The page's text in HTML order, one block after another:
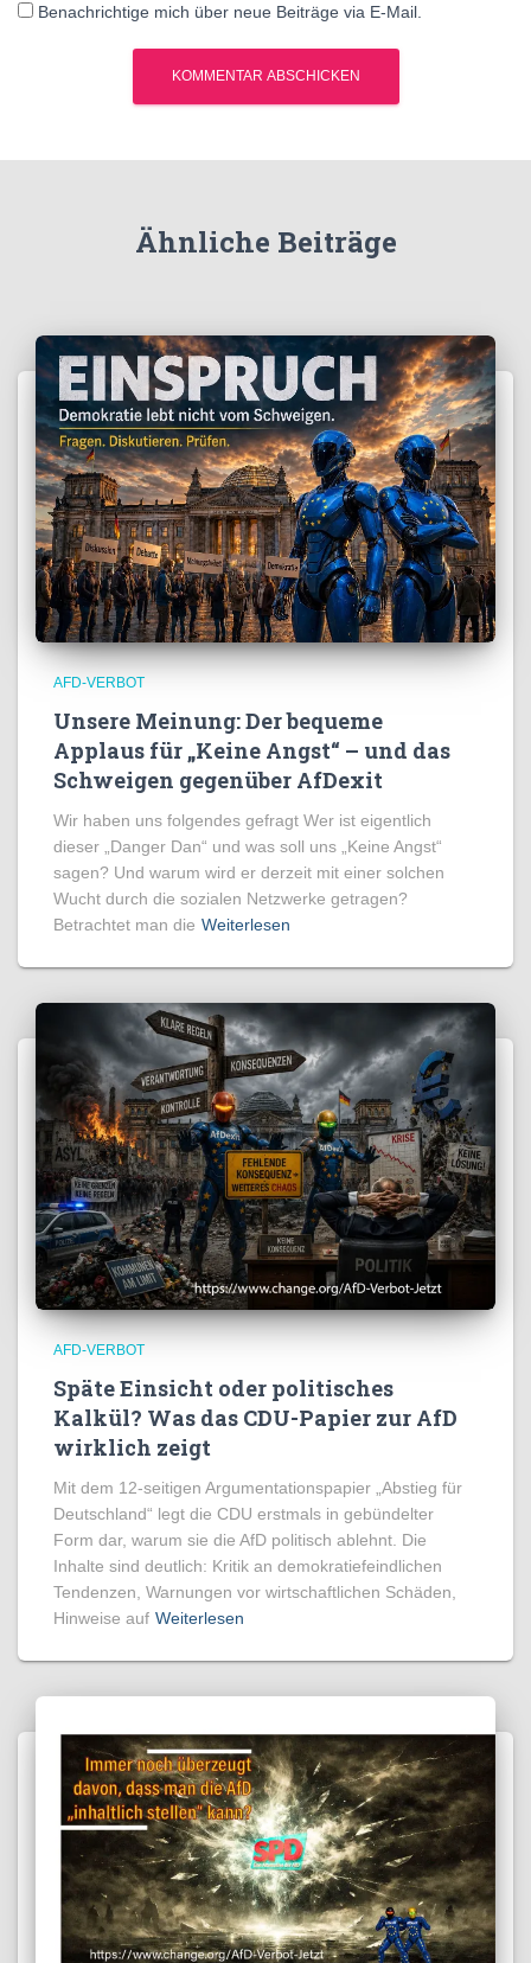
Benachrichtige mich über neue Beiträge via E-Mail.
Ähnliche Beiträge
AFD-VERBOT
Unsere Meinung: Der bequeme
Applaus für „Keine Angst“ – und das
Schweigen gegenüber AfDexit
Wir haben uns folgendes gefragt Wer ist eigentlich
dieser „Danger Dan“ und was soll uns „Keine Angst“
sagen? Und warum wird er derzeit mit einer solchen
Wucht durch die sozialen Netzwerke getragen?
Betrachtet man die Weiterlesen
AFD-VERBOT
Späte Einsicht oder politisches
Kalkül? Was das CDU-Papier zur AfD
wirklich zeigt
Mit dem 12-seitigen Argumentationspapier „Abstieg für
Deutschland“ legt die CDU erstmals in gebündelter
Form dar, warum sie die AfD politisch ablehnt. Die
Inhalte sind deutlich: Kritik an demokratiefeindlichen
Tendenzen, Warnungen vor wirtschaftlichen Schäden,
Hinweise auf Weiterlesen